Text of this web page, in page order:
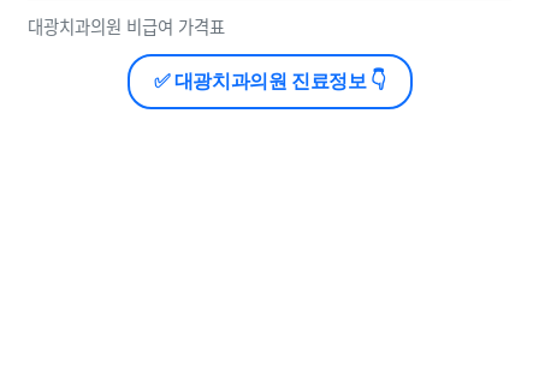
대광치과의원 비급여 가격표
✅ 대광치과의원 진료정보 👇